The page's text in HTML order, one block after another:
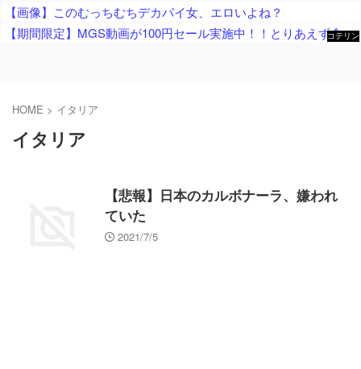
【画像】このむっちむちデカパイ女、エロいよね？
【期間限定】MGS動画が100円セール実施中！！とりあえず全部買うやろｗｗｗｗｗ
コテリン
HOME > イタリア
イタリア
【悲報】日本のカルボナーラ、嫌われ
ていた
2021/7/5